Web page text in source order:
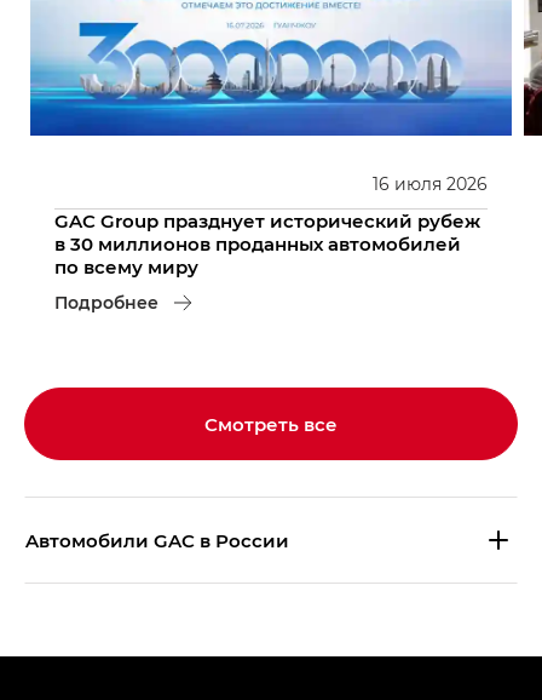
16 июля 2026
GAC Group празднует исторический рубеж
в 30 миллионов проданных автомобилей
по всему миру
Подробнее
Смотреть все
Aвтомобили GAC в России
Эс Икс ПРЕМИУМ — SX PREMIUM